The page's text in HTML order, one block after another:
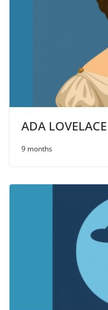
ADA LOVELACE
9 months